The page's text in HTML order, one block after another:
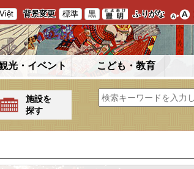
背景変更 標準 黒 ふりがな
光・イベント こども・教育
施設を
探す